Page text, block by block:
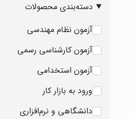
دسته‌بندی محصولات
آزمون نظام مهندسی
آزمون کارشناسی رسمی
آزمون استخدامی
ورود به بازار کار
دانشگاهی و نرم‌افزاری